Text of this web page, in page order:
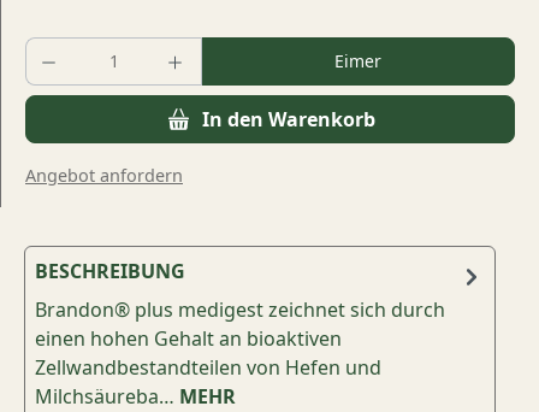
Produkt Anzahl: Gib den gewünschten
Eimer
In den Warenkorb
Angebot anfordern
BESCHREIBUNG
Brandon® plus medigest zeichnet sich durch
einen hohen Gehalt an bioaktiven
Zellwandbestandteilen von Hefen und
Milchsäureba… MEHR